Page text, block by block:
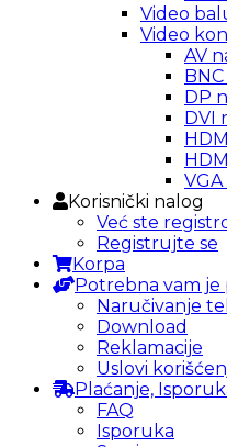
Video
Video
AV
DP
DVI
Korisnički nalog
Već ste
Registrujte se
Korpa
Potrebna vam je
Naručivanje
Download
Reklamacije
Uslovi
Plaćanje,
FAQ
Isporuka